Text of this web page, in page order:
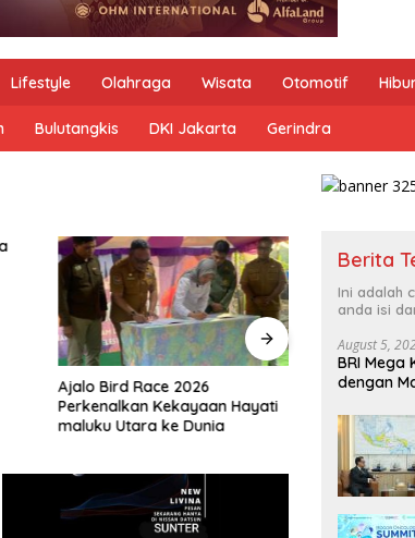
Lifestyle Olahraga Wisata Otomotif
Bulutangkis DKI Jakarta Gerindra
Hayati
Dio Tata Gama Safei Siap
Perjuangkan Aspirasi Warga
Jakarta Pusat, Awali dengan
Berita
Ini adalah
anda isi
August 5,
BRI Mega
dengan